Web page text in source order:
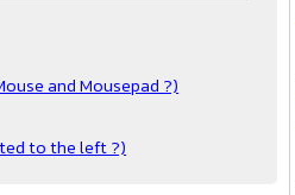
and Mousepad ?)
to the left ?)